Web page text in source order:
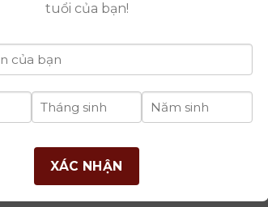
tuổi của bạn!
XÁC NHẬN